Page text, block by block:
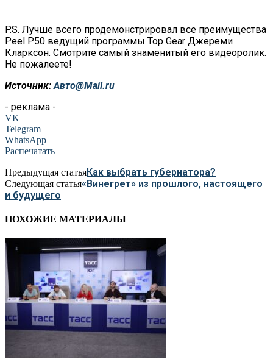
P.S. Лучше всего продемонстрировал все преимущества
Peel P50 ведущий программы Top Gear Джереми
Кларксон. Смотрите самый знаменитый его видеоролик.
Не пожалеете!
Источник:Авто@Mail.ru
- реклама -
VK
Telegram
WhatsApp
Распечатать
Предыдущая статьяКак выбрать губернатора?
Следующая статья«Винегрет» из прошлого, настоящего
и будущего
ПОХОЖИЕ МАТЕРИАЛЫ